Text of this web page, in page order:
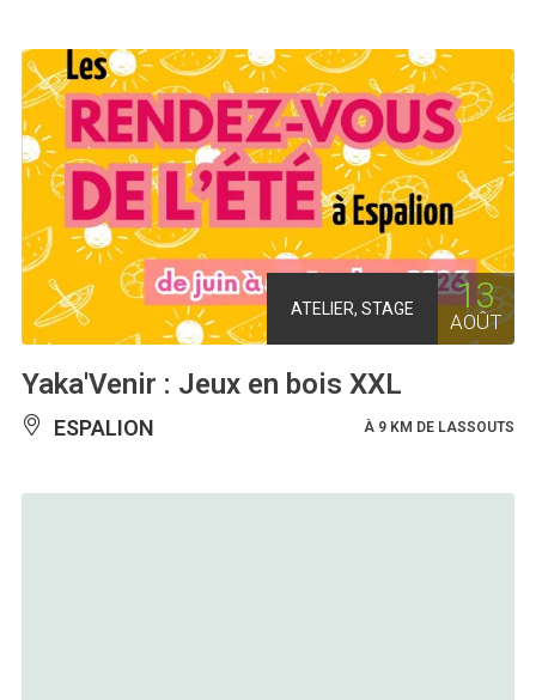
ATELIER, STAGE 13
AOÛT
Yaka'Venir : Jeux en bois XXL
ESPALION À 9 KM DE LASSOUTS